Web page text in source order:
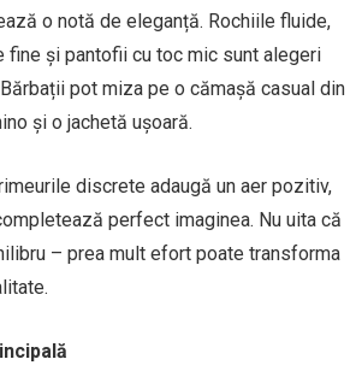
o notă de eleganță. Rochiile fluide,
fine și pantofii cu toc mic sunt alegeri
pot miza pe o cămașă casual din
și o jachetă ușoară.
discrete adaugă un aer pozitiv,
perfect imaginea. Nu uita că
– prea mult efort poate transforma